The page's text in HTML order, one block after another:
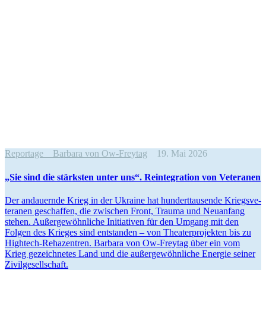
Reportage Barbara von Ow-Freytag 19. Mai 2026
„Sie sind die stärks­ten unter uns“. Reinte­gra­tion von Veteranen
Der andau­ernde Krieg in der Ukraine hat hun­dert­tau­sende Kriegs­ve­
te­ra­nen geschaf­fen, die zwi­schen Front, Trauma und Neu­an­fang
stehen. Außer­ge­wöhn­li­che Initia­ti­ven für den Umgang mit den
Folgen des Krieges sind ent­stan­den – von Thea­ter­pro­jek­ten bis zu
High­tech-Reha­zen­tren. Barbara von Ow-Freytag über ein vom
Krieg gezeich­ne­tes Land und die außer­ge­wöhn­li­che Energie seiner
Zivilgesellschaft.